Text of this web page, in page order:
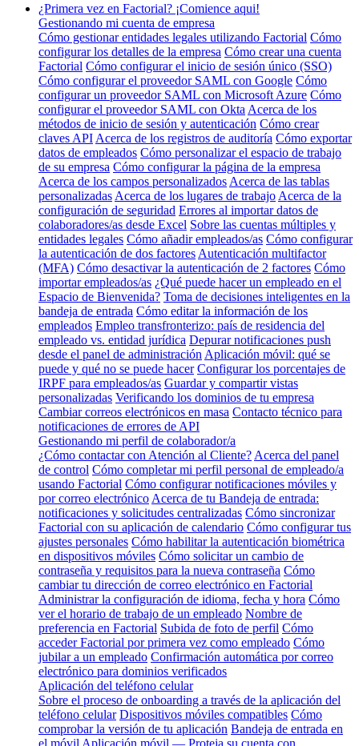
¿Primera vez en Factorial? ¡Comience aqui!
Gestionando mi cuenta de empresa
Cómo gestionar entidades legales utilizando Factorial Cómo
configurar los detalles de la empresa Cómo crear una cuenta
Factorial Cómo configurar el inicio de sesión único (SSO)
Cómo configurar el proveedor SAML con Google Cómo
configurar un proveedor SAML con Microsoft Azure Cómo
configurar el proveedor SAML con Okta Acerca de los
métodos de inicio de sesión y autenticación Cómo crear
claves API Acerca de los registros de auditoría Cómo exportar
datos de empleados Cómo personalizar el espacio de trabajo
de su empresa Cómo configurar la página de la empresa
Acerca de los campos personalizados Acerca de las tablas
personalizadas Acerca de los lugares de trabajo Acerca de la
configuración de seguridad Errores al importar datos de
colaboradores/as desde Excel Sobre las cuentas múltiples y
entidades legales Cómo añadir empleados/as Cómo configurar
la autenticación de dos factores Autenticación multifactor
(MFA) Cómo desactivar la autenticación de 2 factores Cómo
importar empleados/as ¿Qué puede hacer un empleado en el
Espacio de Bienvenida? Toma de decisiones inteligentes en la
bandeja de entrada Cómo editar la información de los
empleados Empleo transfronterizo: país de residencia del
empleado vs. entidad jurídica Depurar notificaciones push
desde el panel de administración Aplicación móvil: qué se
puede y qué no se puede hacer Configurar los porcentajes de
IRPF para empleados/as Guardar y compartir vistas
personalizadas Verificando los dominios de tu empresa
Cambiar correos electrónicos en masa Contacto técnico para
notificaciones de errores de API
Gestionando mi perfil de colaborador/a
¿Cómo contactar con Atención al Cliente? Acerca del panel
de control Cómo completar mi perfil personal de empleado/a
usando Factorial Cómo configurar notificaciones móviles y
por correo electrónico Acerca de tu Bandeja de entrada:
notificaciones y solicitudes centralizadas Cómo sincronizar
Factorial con su aplicación de calendario Cómo configurar tus
ajustes personales Cómo habilitar la autenticación biométrica
en dispositivos móviles Cómo solicitar un cambio de
contraseña y requisitos para la nueva contraseña Cómo
cambiar tu dirección de correo electrónico en Factorial
Administrar la configuración de idioma, fecha y hora Cómo
ver el horario de trabajo de un empleado Nombre de
preferencia en Factorial Subida de foto de perfil Cómo
acceder Factorial por primera vez como empleado Cómo
jubilar a un empleado Confirmación automática por correo
electrónico para dominios verificados
Aplicación del teléfono celular
Sobre el proceso de onboarding a través de la aplicación del
teléfono celular Dispositivos móviles compatibles Cómo
comprobar la versión de tu aplicación Bandeja de entrada en
el móvil Aplicación móvil — Proteja su cuenta con